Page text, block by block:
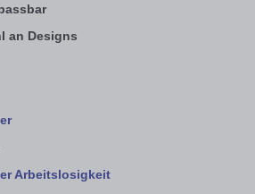
an Designs
Arbeitslosigkeit